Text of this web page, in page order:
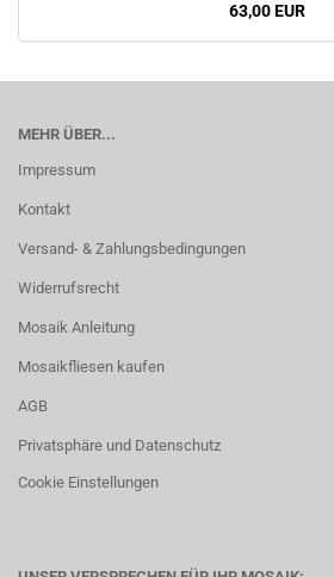
63,00 EUR
MEHR ÜBER...
Impressum
Kontakt
Versand- & Zahlungsbedingungen
Widerrufsrecht
Mosaik Anleitung
Mosaikfliesen kaufen
AGB
Privatsphäre und Datenschutz
Cookie Einstellungen